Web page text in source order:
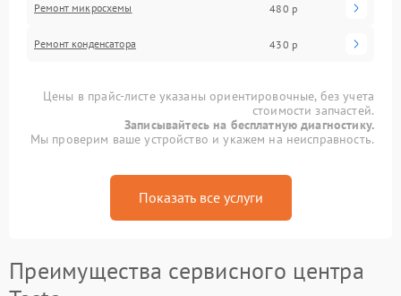
Ремонт микросхемы 480 р
Ремонт конденсатора 430 р
Цены в прайс-листе указаны ориентировочные, без учета
стоимости запчастей.
Записывайтесь на бесплатную диагностику.
Мы проверим ваше устройство и укажем на неисправность.
Показать все услуги
Преимущества сервисного центра